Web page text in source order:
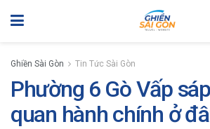
Ghiền Sài Gòn Tin Tức Sài Gòn
Phường 6 Gò Vấp
quan hành chính ở